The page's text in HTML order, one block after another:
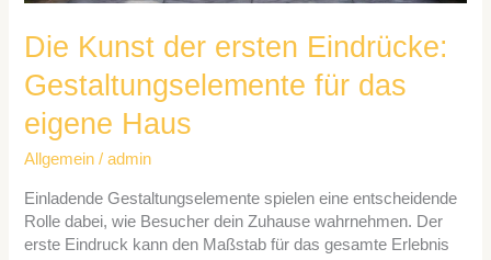
Die Kunst der ersten Eindrücke:
Gestaltungselemente für das
eigene Haus
Allgemein /admin
Einladende Gestaltungselemente spielen eine entscheidende
Rolle dabei, wie Besucher dein Zuhause wahrnehmen. Der
erste Eindruck kann den Maßstab für das gesamte Erlebnis